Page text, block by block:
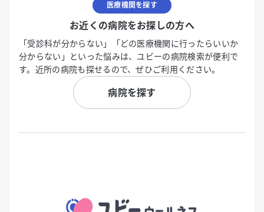
医療機関を探す
お近くの病院をお探しの方へ
「受診科が分からない」「どの医療機関に行ったらいいか
分からない」といった悩みは、ユビーの病院検索が便利で
す。近所の病院も探せるので、ぜひご利用ください。
病院を探す